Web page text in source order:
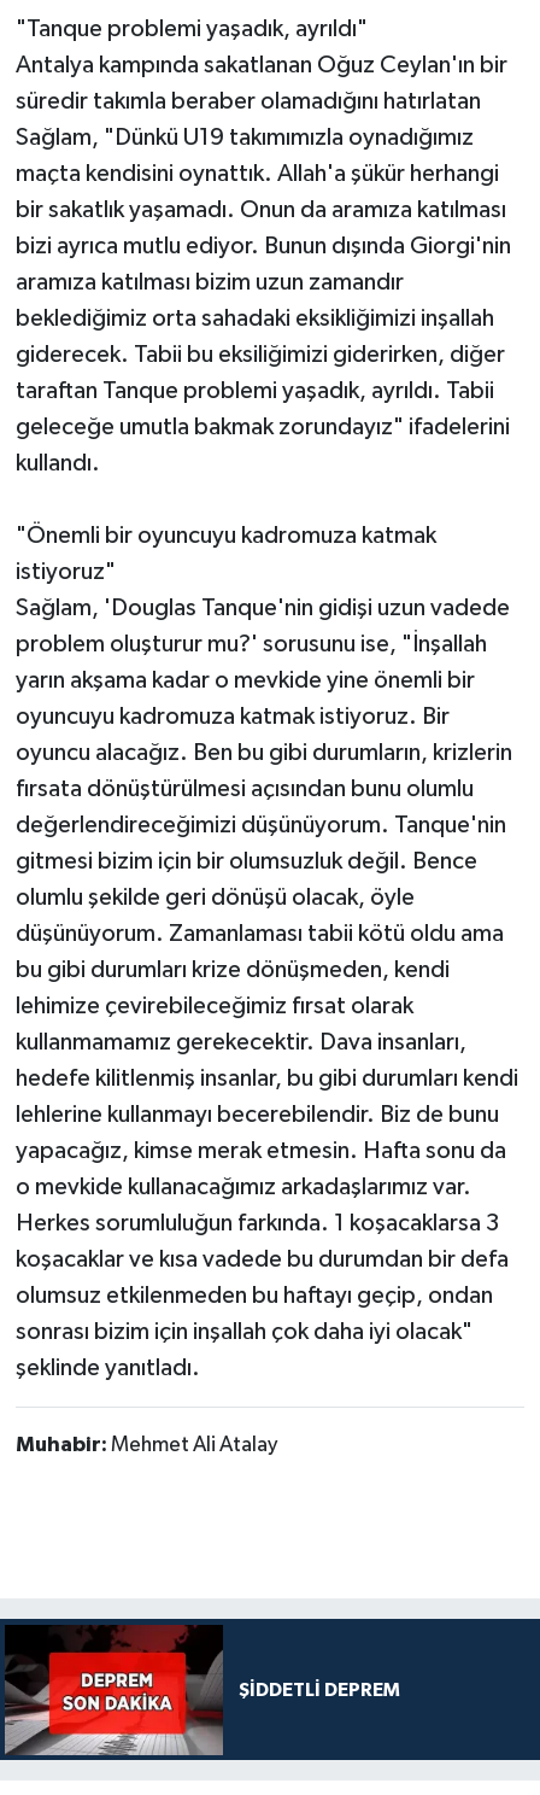
"Tanque problemi yaşadık, ayrıldı"
Antalya kampında sakatlanan Oğuz Ceylan'ın bir
süredir takımla beraber olamadığını hatırlatan
Sağlam, "Dünkü U19 takımımızla oynadığımız
maçta kendisini oynattık. Allah'a şükür herhangi
bir sakatlık yaşamadı. Onun da aramıza katılması
bizi ayrıca mutlu ediyor. Bunun dışında Giorgi'nin
aramıza katılması bizim uzun zamandır
beklediğimiz orta sahadaki eksikliğimizi inşallah
giderecek. Tabii bu eksiliğimizi giderirken, diğer
taraftan Tanque problemi yaşadık, ayrıldı. Tabii
geleceğe umutla bakmak zorundayız" ifadelerini
kullandı.
"Önemli bir oyuncuyu kadromuza katmak
istiyoruz"
Sağlam, 'Douglas Tanque'nin gidişi uzun vadede
problem oluşturur mu?' sorusunu ise, "İnşallah
yarın akşama kadar o mevkide yine önemli bir
oyuncuyu kadromuza katmak istiyoruz. Bir
oyuncu alacağız. Ben bu gibi durumların, krizlerin
fırsata dönüştürülmesi açısından bunu olumlu
değerlendireceğimizi düşünüyorum. Tanque'nin
gitmesi bizim için bir olumsuzluk değil. Bence
olumlu şekilde geri dönüşü olacak, öyle
düşünüyorum. Zamanlaması tabii kötü oldu ama
bu gibi durumları krize dönüşmeden, kendi
lehimize çevirebileceğimiz fırsat olarak
kullanmamamız gerekecektir. Dava insanları,
hedefe kilitlenmiş insanlar, bu gibi durumları kendi
lehlerine kullanmayı becerebilendir. Biz de bunu
yapacağız, kimse merak etmesin. Hafta sonu da
o mevkide kullanacağımız arkadaşlarımız var.
Herkes sorumluluğun farkında. 1 koşacaklarsa 3
koşacaklar ve kısa vadede bu durumdan bir defa
olumsuz etkilenmeden bu haftayı geçip, ondan
sonrası bizim için inşallah çok daha iyi olacak"
şeklinde yanıtladı.
Muhabir: Mehmet Ali Atalay
ŞİDDETLİ DEPREM